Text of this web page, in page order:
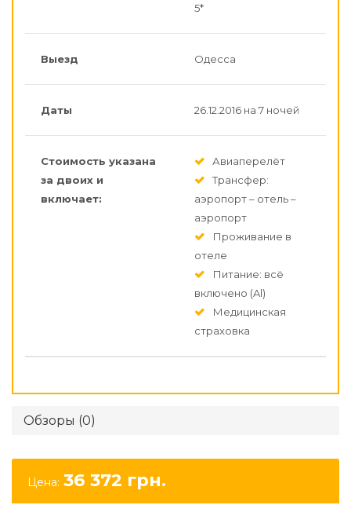
5*
Выезд Одесса
Даты 26.12.2016 на 7 ночей
Стоимость указана
за двоих и
включает:
Авиаперелёт
Трансфер:
аэропорт – отель –
аэропорт
Проживание в
отеле
Питание: всё
включено (Al)
Медицинская
страховка
Обзоры (0)
Цена: 36 372 грн.